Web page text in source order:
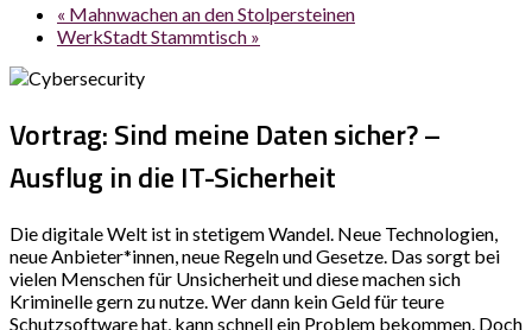
« Mahnwachen an den Stolpersteinen
WerkStadt Stammtisch »
Vortrag: Sind meine Daten sicher? –
Ausflug in die IT-Sicherheit
Die digitale Welt ist in stetigem Wandel. Neue Technologien,
neue Anbieter*innen, neue Regeln und Gesetze. Das sorgt bei
vielen Menschen für Unsicherheit und diese machen sich
Kriminelle gern zu nutze. Wer dann kein Geld für teure
Schutzsoftware hat, kann schnell ein Problem bekommen. Doch